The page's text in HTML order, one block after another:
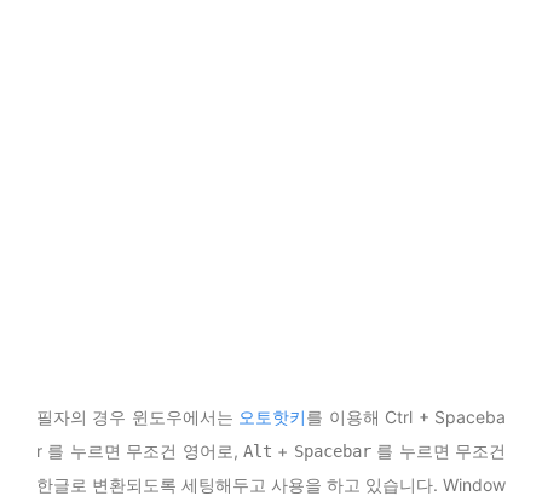
필자의 경우 윈도우에서는 오토핫키를 이용해 Ctrl + Spaceba
r 를 누르면 무조건 영어로, Alt + Spacebar를 누르면 무조건
한글로 변환되도록 세팅해두고 사용을 하고 있습니다. Window